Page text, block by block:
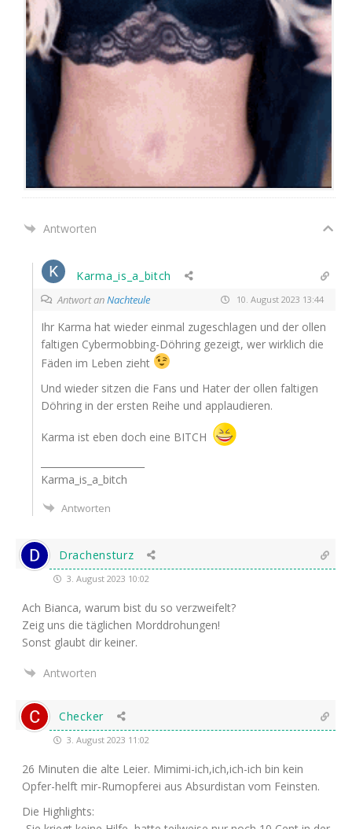
Antworten
Karma_is_a_bitch
Antwort anNachteule 10. August 2023 13:44
Ihr Kar­ma hat wie­der ein­mal zuge­schla­gen und der ollen
fal­ti­gen Cyber­mob­bing-Döh­ring gezeigt, wer wirk­lich die
Fäden im Leben zieht
Und wie­der sit­zen die Fans und Hater der ollen fal­ti­gen
Döh­ring in der ers­ten Rei­he und applaudieren.
Kar­ma ist eben doch eine BITCH
Karma_is_a_bitch
Antworten
Drachensturz
3. August 2023 10:02
Ach Bian­ca, war­um bist du so verzweifelt?
Zeig uns die täg­li­chen Morddrohungen!
Sonst glaubt dir keiner.
Antworten
Checker
3. August 2023 11:02
26 Minu­ten die alte Lei­er. Mimimi-ich,ich,ich-ich bin kein
Opfer-helft mir-Rum­op­fe­rei aus Absur­di­stan vom Feinsten.
Die High­lights: